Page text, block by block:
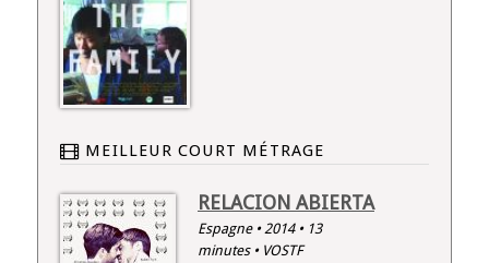
MEILLEUR COURT MÉTRAGE
RELACION ABIERTA
Espagne • 2014 • 13
minutes • VOSTF